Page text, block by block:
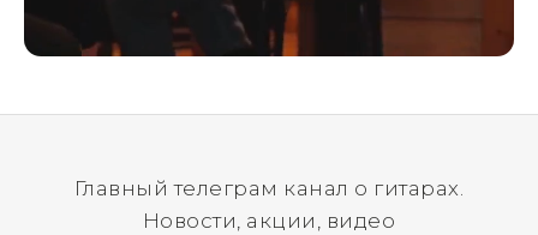
Главный телеграм канал о гитарах.
Новости, акции, видео